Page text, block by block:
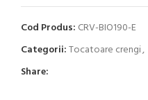
Cod Produs: CRV-BIO190-E
Categorii:Tocatoare crengi,
Share: